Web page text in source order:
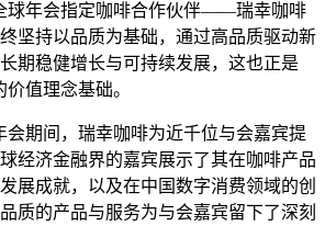
年会指定咖啡合作伙伴——瑞幸咖啡
坚持以品质为基础，通过高品质驱动新
期稳健增长与可持续发展，这也正是
值理念基础。
期间，瑞幸咖啡为近千位与会嘉宾提
经济金融界的嘉宾展示了其在咖啡产品
展成就，以及在中国数字消费领域的创
质的产品与服务为与会嘉宾留下了深刻